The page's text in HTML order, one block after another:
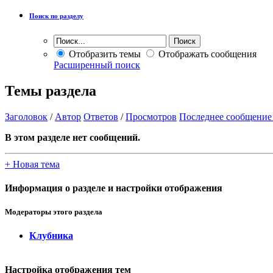
Поиск по разделу
Отобразить темы
Отображать сообщения
Расширенный поиск
Темы раздела
Заголовок / Автор Ответов /Просмотров Последнее сообщение
В этом разделе нет сообщений.
+ Новая тема
Информация о разделе и настройки отображения
Модераторы этого раздела
Клубника
Настройка отображения тем